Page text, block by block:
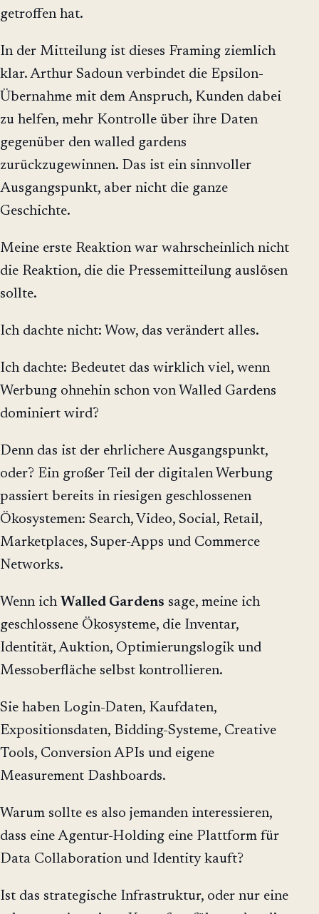
getroffen hat.
In der Mitteilung ist dieses Framing ziemlich
klar. Arthur Sadoun verbindet die Epsilon-
Übernahme mit dem Anspruch, Kunden dabei
zu helfen, mehr Kontrolle über ihre Daten
gegenüber den walled gardens
zurückzugewinnen. Das ist ein sinnvoller
Ausgangspunkt, aber nicht die ganze
Geschichte.
Meine erste Reaktion war wahrscheinlich nicht
die Reaktion, die die Pressemitteilung auslösen
sollte.
Ich dachte nicht: Wow, das verändert alles.
Ich dachte: Bedeutet das wirklich viel, wenn
Werbung ohnehin schon von Walled Gardens
dominiert wird?
Denn das ist der ehrlichere Ausgangspunkt,
oder? Ein großer Teil der digitalen Werbung
passiert bereits in riesigen geschlossenen
Ökosystemen: Search, Video, Social, Retail,
Marketplaces, Super-Apps und Commerce
Networks.
Wenn ich Walled Gardens sage, meine ich
geschlossene Ökosysteme, die Inventar,
Identität, Auktion, Optimierungslogik und
Messoberfläche selbst kontrollieren.
Sie haben Login-Daten, Kaufdaten,
Expositionsdaten, Bidding-Systeme, Creative
Tools, Conversion APIs und eigene
Measurement Dashboards.
Warum sollte es also jemanden interessieren,
dass eine Agentur-Holding eine Plattform für
Data Collaboration und Identity kauft?
Ist das strategische Infrastruktur, oder nur eine